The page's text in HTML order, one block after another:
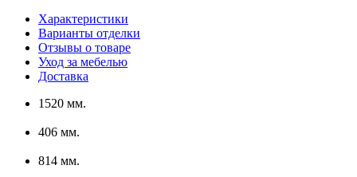
Характеристики
Варианты отделки
Отзывы о товаре
Уход за мебелью
Доставка
1520 мм.
406 мм.
814 мм.